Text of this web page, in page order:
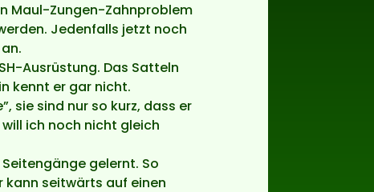
Maul-Zungen-Zahnproblem
Jedenfalls jetzt noch
Ausrüstung. Das Satteln
kennt er gar nicht.
sie sind nur so kurz, dass er
ich noch nicht gleich
gelernt. So
kann seitwärts auf einen